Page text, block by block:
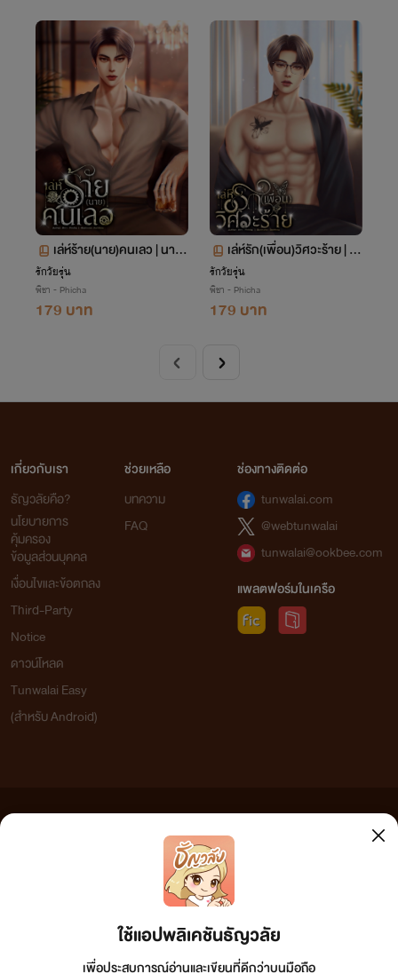
เล่ห์ร้าย(นาย)คนเลว | นาย
น์xฟ้าใส
รักวัยรุ่น
พิชา - Phicha
179 บาท
เล่ห์รัก(เพื่อน)วิศวะร้าย | เพิ
ร์ธxนาบี
รักวัยรุ่น
พิชา - Phicha
179 บาท
ใช้แอปพลิเคชันธัญวลัย
เพื่อประสบการณ์อ่านและเขียนที่ดีกว่าบนมือถือ
เกี่ยวกับเรา
ธัญวลัยคือ?
นโยบายการ
คุ้มครอง
ข้อมูลส่วนบุคคล
เงื่อนไขและข้อตกลง
Third-Party
Notice
ดาวน์โหลด
Tunwalai Easy
(สำหรับ Android)
ช่วยเหลือ
บทความ
FAQ
ช่องทางติดต่อ
tunwalai.com
@webtunwalai
tunwalai@ookbee.com
แพลตฟอร์มในเครือ
เว็บไซต์แห่งนี้ไม่ได้เห็นด้วยและไม่ขอรับผิดชอบต่อข้อความใดๆ ทั้งสิ้น ดังนั้นผู้อ่านทุกท่านโปรดใช้
วิจารณญาณในการกลั่นกรองด้วยตนเอง และหากท่านพบข้อความใดๆ ที่ขัดต่อกฎหมายและศีลธรรม
กรุณาแจ้งมาที่ tunwalai@ookbee.com เพื่อทีมงานจะได้ดำเนินการในทันที ทั้งนี้ ทางเว็บไซต์ขอสงวน
ลิขสิทธิ์ตามพระราชบัญญัติลิขสิทธิ์ (ฉบับเพิ่มเติม) พ.ศ.2558